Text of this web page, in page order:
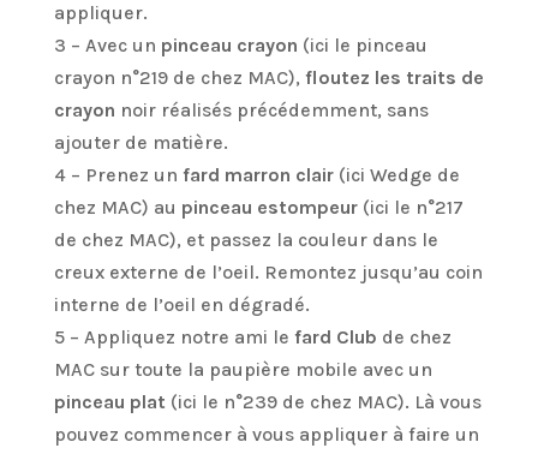
appliquer.
3 – Avec un pinceau crayon (ici le pinceau
crayon n°219 de chez MAC), floutez les traits de
crayon noir réalisés précédemment, sans
ajouter de matière.
4 – Prenez un fard marron clair(ici Wedge de
chez MAC) au pinceau estompeur(ici le n°217
de chez MAC), et passez la couleur dans le
creux externe de l’oeil. Remontez jusqu’au coin
interne de l’oeil en dégradé.
5 – Appliquez notre ami le fard Club de chez
MAC sur toute la paupière mobile avec un
pinceau plat (ici le n°239 de chez MAC). Là vous
pouvez commencer à vous appliquer à faire un